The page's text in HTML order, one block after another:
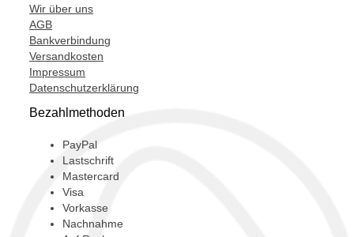
06A145713MV,
06A145713MX,
06A145713N,
06A145713NV,
06A145713NX,
125370,
126745,
172-02761,
172-06680,
Wir über uns
AGB
Bankverbindung
Versandkosten
Impressum
Datenschutzerklärung
Bezahlmethoden
PayPal
Lastschrift
Mastercard
Visa
Vorkasse
Nachnahme